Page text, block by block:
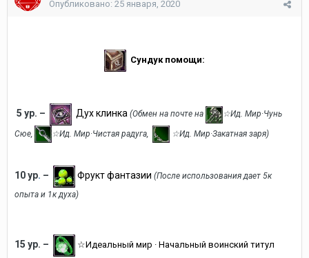
Опубликовано: 25 января, 2020
Сундук помощи:
5 ур. – Дух клинка (Обмен на почте на ☆Ид. Мир·Чунь
Сюе, ☆Ид. Мир·Чистая радуга, ☆Ид. Мир·Закатная заря)
10 ур. – Фрукт фантазии (После использования дает 5к
опыта и 1к духа)
15 ур. – ☆Идеальный мир · Начальный воинский титул